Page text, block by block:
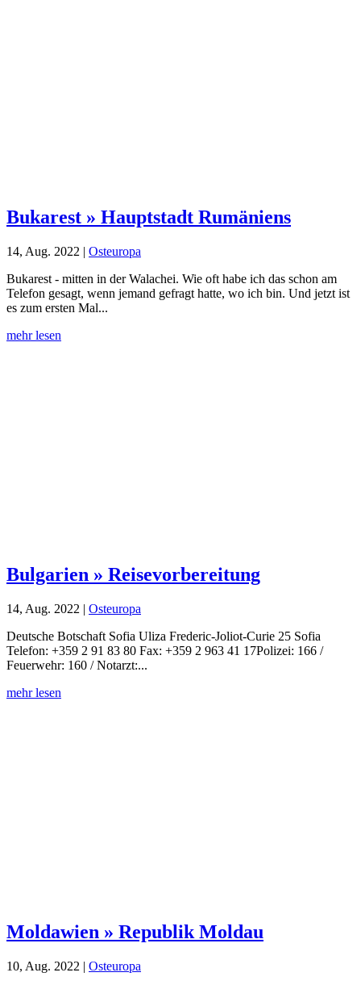
Bukarest » Hauptstadt Rumäniens
14, Aug. 2022 | Osteuropa
Bukarest - mitten in der Walachei. Wie oft habe ich das schon am
Telefon gesagt, wenn jemand gefragt hatte, wo ich bin. Und jetzt ist
es zum ersten Mal...
mehr lesen
Bulgarien » Reisevorbereitung
14, Aug. 2022 | Osteuropa
Deutsche Botschaft Sofia Uliza Frederic-Joliot-Curie 25 Sofia
Telefon: +359 2 91 83 80 Fax: +359 2 963 41 17Polizei: 166 /
Feuerwehr: 160 / Notarzt:...
mehr lesen
Moldawien » Republik Moldau
10, Aug. 2022 | Osteuropa